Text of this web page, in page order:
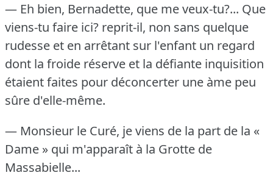
— Eh bien, Bernadette, que me veux-tu?... Que
viens-tu faire ici? reprit-il, non sans quelque
rudesse et en arrêtant sur l'enfant un regard
dont la froide réserve et la défiante inquisition
étaient faites pour déconcerter une àme peu
sûre d'elle-même.
— Monsieur le Curé, je viens de la part de la «
Dame » qui m'apparaît à la Grotte de
Massabielle...